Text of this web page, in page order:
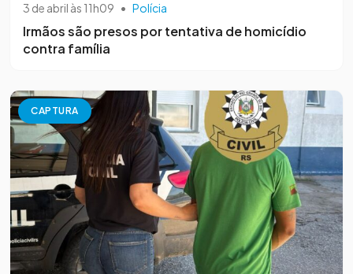
3 de abril às 11h09 • Polícia
Irmãos são presos por tentativa de homicídio
contra família
CAPTURA